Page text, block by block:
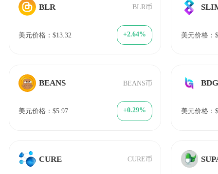
BLR BLR币
美元价格：$13.32 +2.64%
BEANS BEANS币
美元价格：$5.97 +0.29%
CURE CURE币
美元价格：
美元价格：